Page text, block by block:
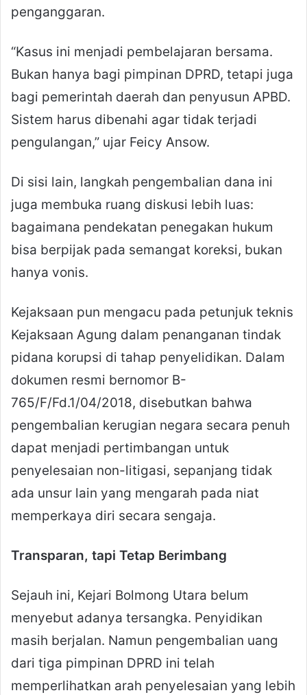
penganggaran.
“Kasus ini menjadi pembelajaran bersama.
Bukan hanya bagi pimpinan DPRD, tetapi juga
bagi pemerintah daerah dan penyusun APBD.
Sistem harus dibenahi agar tidak terjadi
pengulangan,” ujar Feicy Ansow.
Di sisi lain, langkah pengembalian dana ini
juga membuka ruang diskusi lebih luas:
bagaimana pendekatan penegakan hukum
bisa berpijak pada semangat koreksi, bukan
hanya vonis.
Kejaksaan pun mengacu pada petunjuk teknis
Kejaksaan Agung dalam penanganan tindak
pidana korupsi di tahap penyelidikan. Dalam
dokumen resmi bernomor B-
765/F/Fd.1/04/2018, disebutkan bahwa
pengembalian kerugian negara secara penuh
dapat menjadi pertimbangan untuk
penyelesaian non-litigasi, sepanjang tidak
ada unsur lain yang mengarah pada niat
memperkaya diri secara sengaja.
Transparan, tapi Tetap Berimbang
Sejauh ini, Kejari Bolmong Utara belum
menyebut adanya tersangka. Penyidikan
masih berjalan. Namun pengembalian uang
dari tiga pimpinan DPRD ini telah
memperlihatkan arah penyelesaian yang lebih